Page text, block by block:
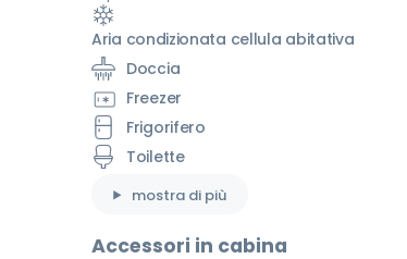
Aria condizionata cellula abitativa
Doccia
Freezer
Frigorifero
Toilette
mostra di più
Accessori in cabina